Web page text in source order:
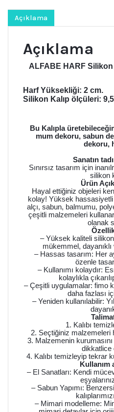
Açıklama
Açıklama
ALFABE HARF Silikon
Harf Yüksekliği: 2 cm.
Silikon Kalıp ölçüleri:
Bu Kalıpla
mum dekoru, sabun
dekoru,
Sanatın
Sınırsız tasarım için
silikon
Ürün
Hayal ettiğiniz objeleri
kolay! Yüksek hassasiyetli
alçı, sabun, balmumu,
çeşitli malzemeleri
olanak
– Yüksek kaliteli
mükemmel,
– Hassas tasarım: Her
özenle
– Kullanımı kolaydır:
kolaylıkla
– Çeşitli uygulamalar: fimo
daha fazlası
– Yeniden kullanılabilir:
1. Kalıbı
2. Seçtiğiniz malzemeleri
3. Malzemenin kurumasını
dikkatlice
4. Kalıbı temizleyip tekrar
Kullanım
– El Sanatları: Kendi
– Sabun Yapımı:
– Mimari modelleme: